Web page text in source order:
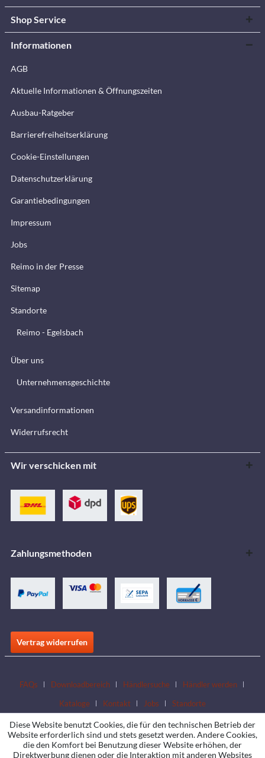
Shop Service
Informationen
AGB
Aktuelle Informationen & Öffnungszeiten
Ausbau-Ratgeber
Barrierefreiheitserklärung
Cookie-Einstellungen
Datenschutzerklärung
Garantiebedingungen
Impressum
Jobs
Reimo in der Presse
Sitemap
Standorte
Reimo - Egelsbach
Über uns
Unternehmensgeschichte
Versandinformationen
Widerrufsrecht
Wir verschicken mit
Zahlungsmethoden
Vertrag widerrufen
FAQs Downloadbereich Händlersuche
Händler werden
Kataloge
Kontakt Jobs Standorte
Diese Website benutzt Cookies, die für den technischen Betrieb der
Website erforderlich sind und stets gesetzt werden. Andere Cookies,
die den Komfort bei Benutzung dieser Website erhöhen, der
Direktwerbung dienen oder die Interaktion mit anderen Websites